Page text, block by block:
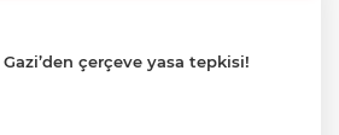
çerçeve yasa tepkisi!